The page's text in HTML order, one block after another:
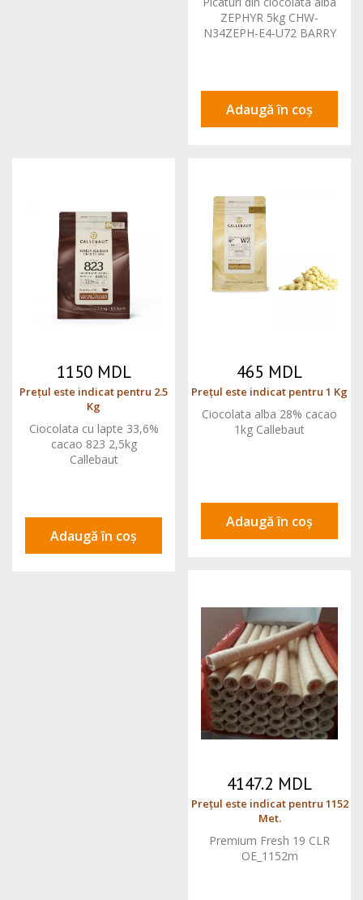
ZEPHYR 5kg CHW-
N34ZEPH-E4-U72 BARRY
Adaugă în coș
1150 MDL
Prețul este indicat pentru 2.5
Kg
Ciocolata cu lapte 33,6%
cacao 823 2,5kg
Callebaut
Adaugă în coș
465 MDL
Prețul este indicat pentru 1 Kg
Ciocolata alba 28% cacao
1kg Callebaut
Adaugă în coș
4147.2 MDL
Prețul este indicat pentru 1152
Met.
Premium Fresh 19 CLR
OE_1152m